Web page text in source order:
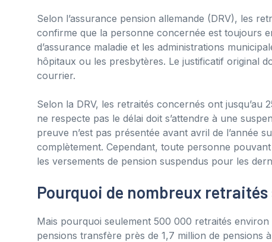
Selon l’assurance pension allemande (DRV), les
confirme que la personne concernée est toujours
d’assurance maladie et les administrations
hôpitaux ou les presbytères. Le justificatif original
courrier.
Selon la DRV, les retraités concernés ont
ne respecte pas le délai doit s’attendre à une
preuve n’est pas présentée avant avril de l’année
complètement. Cependant, toute personne
les versements de pension suspendus pour les
Pourquoi de nombreux retraités
Mais pourquoi seulement 500 000 retraités
pensions transfère près de 1,7 million de pensions